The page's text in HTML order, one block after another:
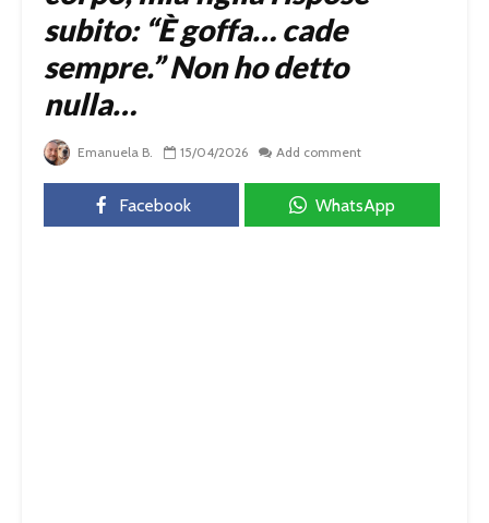
subito: “È goffa… cade
sempre.” Non ho detto
nulla…
Emanuela B. 15/04/2026 Add comment
Facebook WhatsApp